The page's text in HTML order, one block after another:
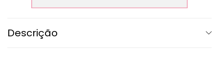
Descrição